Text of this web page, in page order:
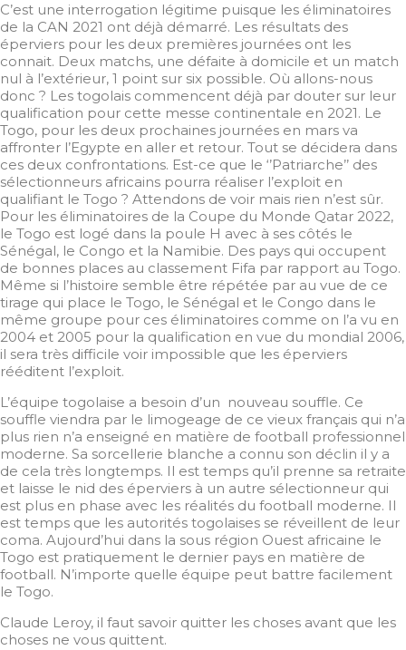
C’est une interrogation légitime puisque les éliminatoires
de la CAN 2021 ont déjà démarré. Les résultats des
éperviers pour les deux premières journées ont les
connait. Deux matchs, une défaite à domicile et un match
nul à l’extérieur, 1 point sur six possible. Où allons-nous
donc ? Les togolais commencent déjà par douter sur leur
qualification pour cette messe continentale en 2021. Le
Togo, pour les deux prochaines journées en mars va
affronter l’Egypte en aller et retour. Tout se décidera dans
ces deux confrontations. Est-ce que le ‘’Patriarche’’ des
sélectionneurs africains pourra réaliser l’exploit en
qualifiant le Togo ? Attendons de voir mais rien n’est sûr.
Pour les éliminatoires de la Coupe du Monde Qatar 2022,
le Togo est logé dans la poule H avec à ses côtés le
Sénégal, le Congo et la Namibie. Des pays qui occupent
de bonnes places au classement Fifa par rapport au Togo.
Même si l’histoire semble être répétée par au vue de ce
tirage qui place le Togo, le Sénégal et le Congo dans le
même groupe pour ces éliminatoires comme on l’a vu en
2004 et 2005 pour la qualification en vue du mondial 2006,
il sera très difficile voir impossible que les éperviers
rééditent l’exploit.
L’équipe togolaise a besoin d’un nouveau souffle. Ce
souffle viendra par le limogeage de ce vieux français qui n’a
plus rien n’a enseigné en matière de football professionnel
moderne. Sa sorcellerie blanche a connu son déclin il y a
de cela très longtemps. Il est temps qu’il prenne sa retraite
et laisse le nid des éperviers à un autre sélectionneur qui
est plus en phase avec les réalités du football moderne. Il
est temps que les autorités togolaises se réveillent de leur
coma. Aujourd’hui dans la sous région Ouest africaine le
Togo est pratiquement le dernier pays en matière de
football. N’importe quelle équipe peut battre facilement
le Togo.
Claude Leroy, il faut savoir quitter les choses avant que les
choses ne vous quittent.